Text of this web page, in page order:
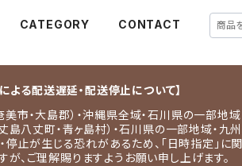
CATEGORY CONTACT
よる配送遅延・配送停止について】
美市・大島郡）・沖縄県全域・石川県の一部地域
八丈町・青ヶ島村）・石川県の一部地域・九
止が生じる恐れがあるため、「日時指定」に
が、ご理解賜りますようお願い申し上げます。